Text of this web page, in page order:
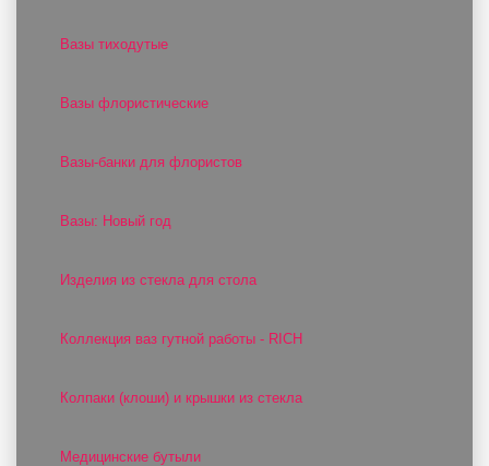
Вазы тиходутые
Вазы флористические
Вазы-банки для флористов
Вазы: Новый год
Изделия из стекла для стола
Коллекция ваз гутной работы - RICH
Колпаки (клоши) и крышки из стекла
Медицинские бутыли